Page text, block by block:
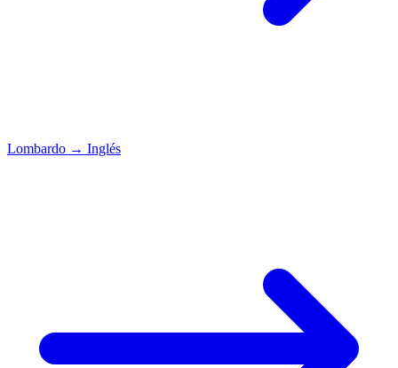
Lombardo → Inglés